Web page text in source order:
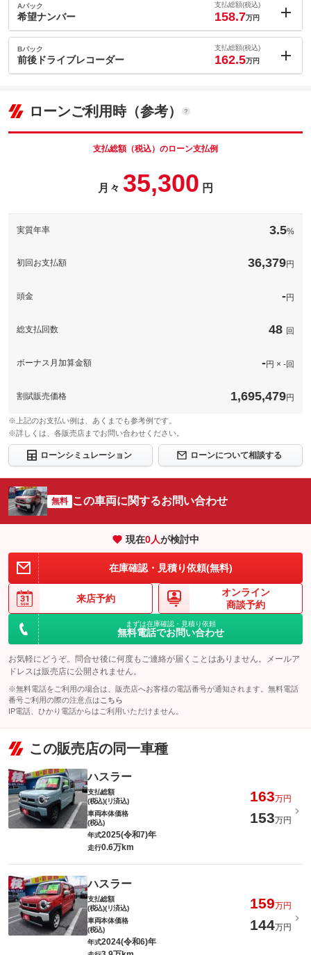
Aパック
希望ナンバー
支払総額(税込)
158.7万円
内：オプシ
ョン価格
(税込)
車両本体価
Bパック
前後ドライブレコーダー
支払総額(税込)
162.5万円
車両本体価
143
備考
ローンご利用時（参考）
支払総額（税込）のローン支払例
月々 35,300 円
実質年率 3.5%
初回お支払額 36,379円
頭金 -円
総支払回数 48 回
ボーナス月加算金額 -円 × -回
割賦販売価格 1,695,479円
※上記のお支払い例は、あくまでも参考例です。
※詳しくは、各販売店までお問い合わせください。
ローンシミュレーション ローンについて相談する
無料 この車両に関するお問い合わせ
現在0人が検討中
在庫確認・見積り依頼(無料)
来店予約
オンライン
商談予約
まずは在庫確認・見積り依頼
無料電話でお問い合わせ
お気軽にどうぞ。問合せ後に何度もご連絡が届くことはありません。メールア
ドレスは販売店に公開されません。
※無料電話をご利用の場合は、販売店へお客様の電話番号が通知されます。無料電話
番号ご利用の際の注意点は こちら
IP電話、ひかり電話からはご利用いただけません。
この販売店の同一車種
ハスラー
支払総額
(税込)(リ済込)
163万円
車両本体価格
(税込)
153万円
年式2025(令和7)年
走行0.6万km
ハスラー
支払総額
(税込)(リ済込)
159万円
車両本体価格
(税込)
144万円
年式2024(令和6)年